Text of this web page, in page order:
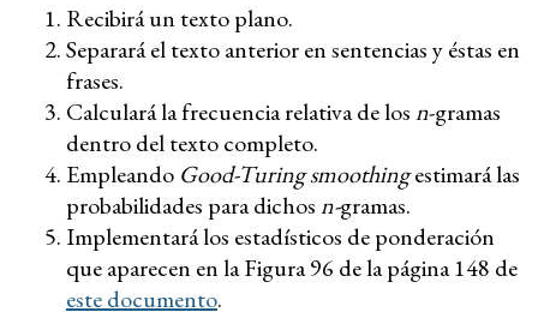
Recibirá un texto plano.
Separará el texto anterior en sentencias y éstas en
frases.
Calculará la frecuencia relativa de losn-gramas
dentro del texto completo.
Empleando Good-Turing smoothingestimará las
probabilidades para dichosn-gramas.
Implementará los estadísticos de ponderación
que aparecen en la Figura 96 de la página 148 de
este documento.